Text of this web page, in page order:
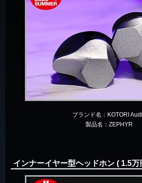
ブランド名： KOTORI
製品名：ZEPHYR
インナーイヤー型ヘッドホン ( 1.5